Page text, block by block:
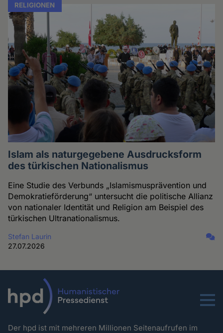
RELIGIONEN
Islam als naturgegebene Ausdrucksform
des türkischen Nationalismus
Eine Studie des Verbunds „Islamismusprävention und
Demokratieförderung“ untersucht die politische Allianz
von nationaler Identität und Religion am Beispiel des
türkischen Ultranationalismus.
Stefan Laurin
27.07.2026
Menu
Der hpd ist mit mehreren Millionen Seitenaufrufen im